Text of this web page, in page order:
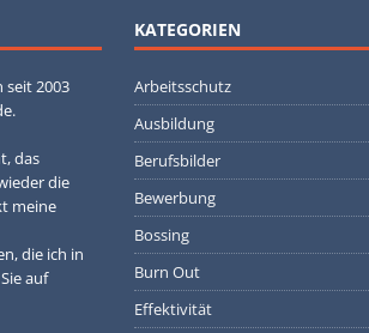
seit 2003
das
die
meine
die ich in
auf
KATEGORIEN
Arbeitsschutz
Ausbildung
Berufsbilder
Bewerbung
Bossing
Burn Out
Effektivität